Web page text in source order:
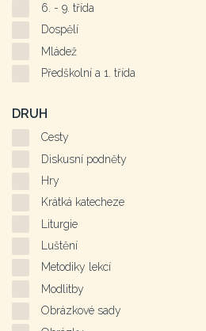
6. - 9. třída
Dospělí
Mládež
Předškolní a 1. třída
DRUH
Cesty
Diskusní podněty
Hry
Krátká katecheze
Liturgie
Luštění
Metodiky lekcí
Modlitby
Obrázkové sady